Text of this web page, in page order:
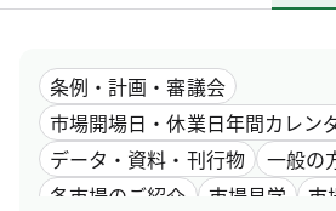
条例・計画・審議会
市場開場日・休業日年間カレン
データ・資料・刊行物
一般の
各市場のご紹介
市場見学
市